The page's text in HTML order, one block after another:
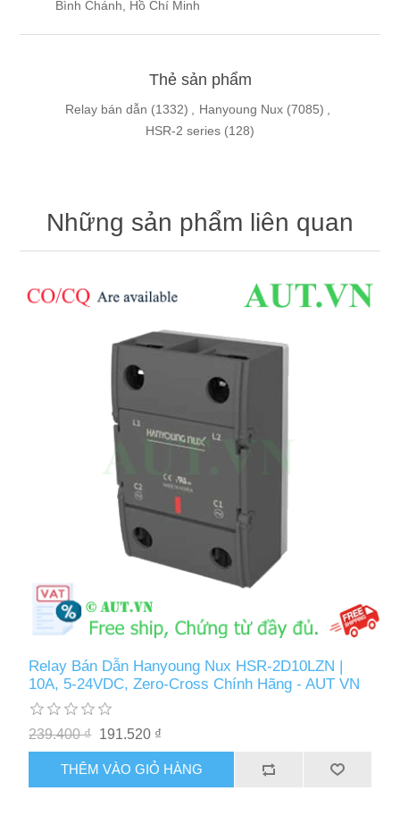
Bình Chánh, Hồ Chí Minh
Thẻ sản phẩm
Relay bán dẫn (1332) , Hanyoung Nux (7085) ,
HSR-2 series (128)
Những sản phẩm liên quan
Relay Bán Dẫn Hanyoung Nux HSR-2D10LZN |
10A, 5-24VDC, Zero-Cross Chính Hãng - AUT VN
239.400 ₫ 191.520 ₫
THÊM VÀO GIỎ HÀNG